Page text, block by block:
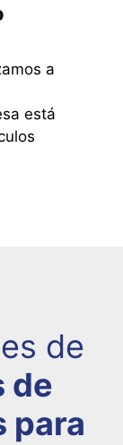
a
está
de
de
para